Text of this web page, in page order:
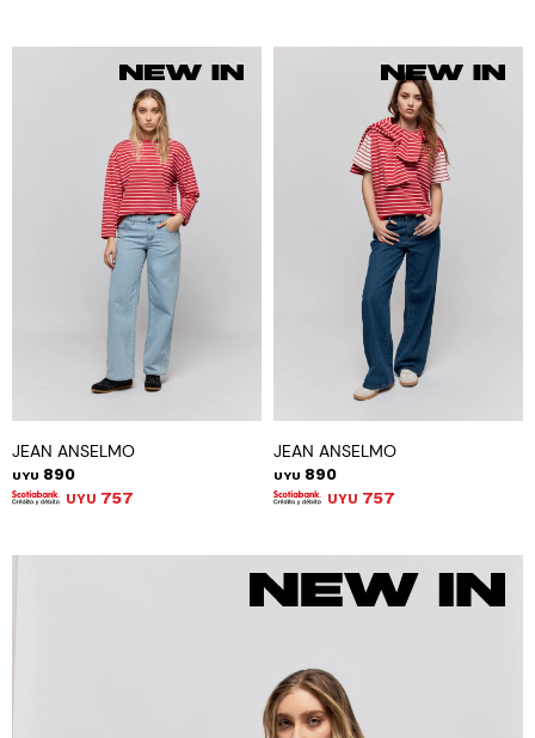
JEAN ANSELMO
UYU 890
UYU 757
JEAN ANSELMO
UYU 890
UYU 757